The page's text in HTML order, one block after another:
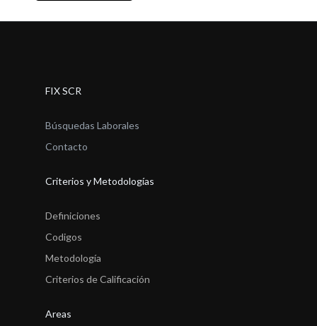
FIX SCR
Búsquedas Laborales
Contacto
Criterios y Metodologías
Definiciones
Codigos
Metodología
Criterios de Calificación
Areas